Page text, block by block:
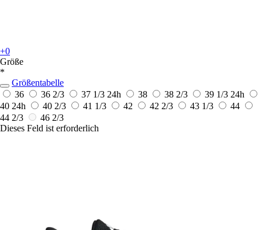
+0
Größe
*
Größentabelle
36
36 2/3 37 1/3 24h 38 38 2/3 39 1/3 24h
40 24h 40 2/3 41 1/3 42 42 2/3 43 1/3
44
44 2/3
46 2/3
Dieses Feld ist erforderlich